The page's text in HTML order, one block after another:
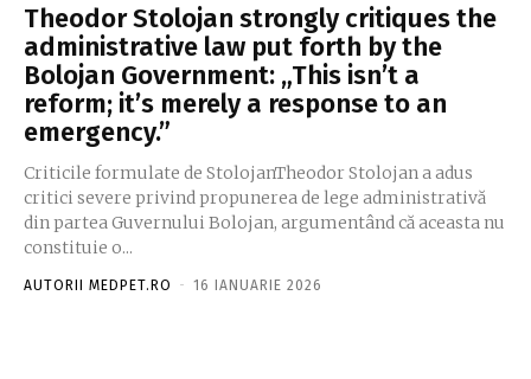
Theodor Stolojan strongly critiques the
administrative law put forth by the
Bolojan Government: „This isn’t a
reform; it’s merely a response to an
emergency.”
Criticile formulate de StolojanTheodor Stolojan a adus
critici severe privind propunerea de lege administrativă
din partea Guvernului Bolojan, argumentând că aceasta nu
constituie o...
AUTORII MEDPET.RO - 16 IANUARIE 2026